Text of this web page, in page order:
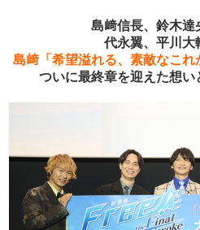
島﨑信長、鈴木達
代永翼、平川大
島﨑「希望溢れる、素敵なこれ
ついに最終章を迎えた想い